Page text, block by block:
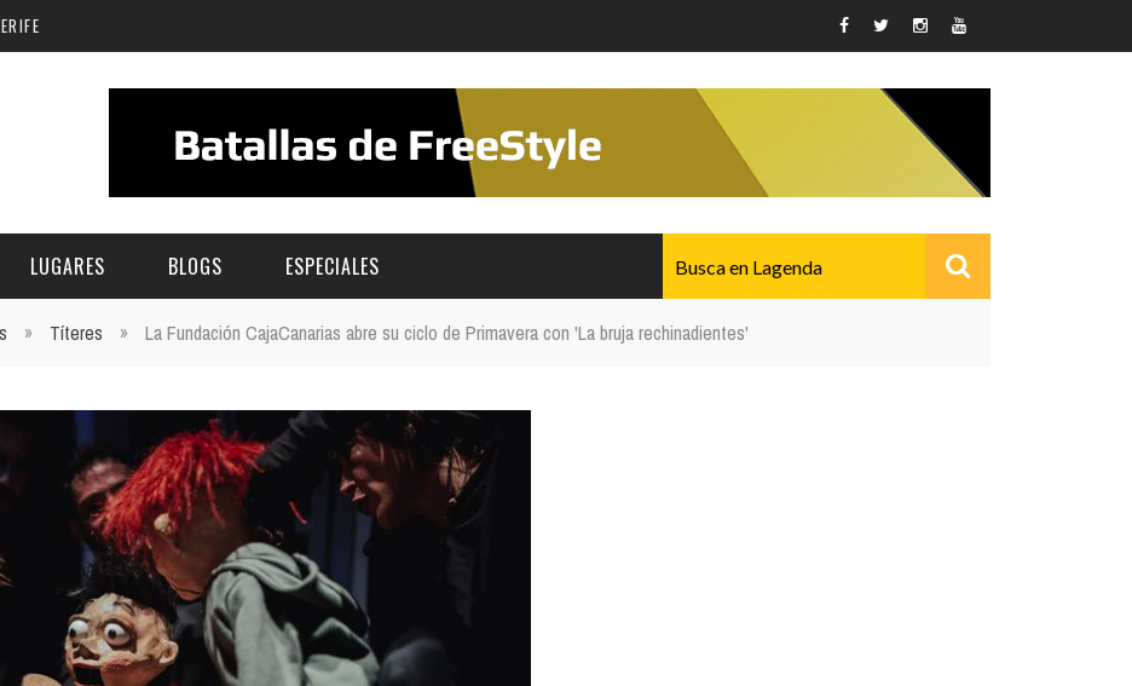
Norte
Santa Cruz | La Laguna
Islas
Cultura
Deporte y Naturaleza
Música
LUGARES
SALAS Y AUDITORIOS
ESPACIOS CULTURALES
LOCALES CON ACTUACIONES
COMERCIO
GASTRO
BLOGS ESPECIALES
FESTIVAL TAGANANA 2026
TENERIFE PHE FESTIVAL 2026
XXVII VERANO DE CUENTO
» Títeres » La Fundación CajaCanarias abre su ciclo de Primavera con 'La bruja rechinadientes'